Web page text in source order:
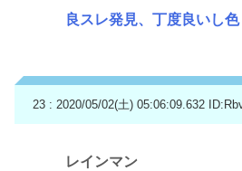
良スレ発見、丁度良いし
23 : 2020/05/02(土) 05:06:09.632
レインマン